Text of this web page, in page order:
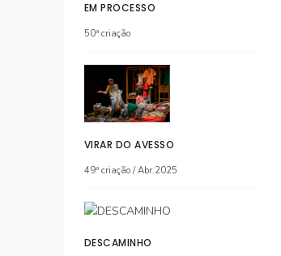
EM PROCESSO
50ª criação
VIRAR DO AVESSO
49ª criação / Abr.2025
DESCAMINHO